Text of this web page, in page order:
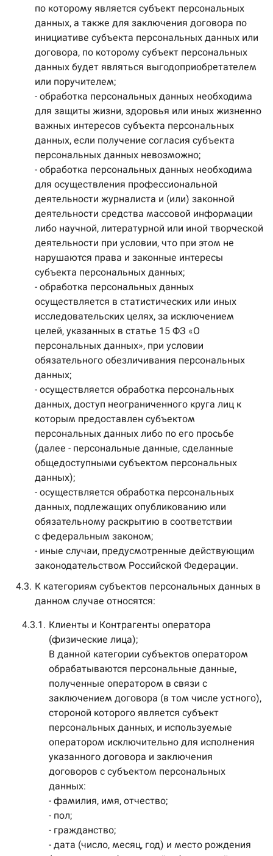
по которому является субъект персональных
данных, а также для заключения договора по
инициативе субъекта персональных данных или
договора, по которому субъект персональных
данных будет являться выгодоприобретателем
или поручителем;
- обработка персональных данных необходима
для защиты жизни, здоровья или иных жизненно
важных интересов субъекта персональных
данных, если получение согласия субъекта
персональных данных невозможно;
- обработка персональных данных необходима
для осуществления профессиональной
деятельности журналиста и (или) законной
деятельности средства массовой информации
либо научной, литературной или иной творческой
деятельности при условии, что при этом не
нарушаются права и законные интересы
субъекта персональных данных;
- обработка персональных данных
осуществляется в статистических или иных
исследовательских целях, за исключением
целей, указанных в статье 15 ФЗ «О
персональных данных», при условии
обязательного обезличивания персональных
данных;
- осуществляется обработка персональных
данных, доступ неограниченного круга лиц к
которым предоставлен субъектом
персональных данных либо по его просьбе
(далее - персональные данные, сделанные
общедоступными субъектом персональных
данных);
- осуществляется обработка персональных
данных, подлежащих опубликованию или
обязательному раскрытию в соответствии
с федеральным законом;
- иные случаи, предусмотренные действующим
законодательством Российской Федерации.
4.3. К категориям субъектов персональных данных в
данном случае относятся:
4.3.1. Клиенты и Контрагенты оператора
(физические лица);
В данной категории субъектов оператором
обрабатываются персональные данные,
полученные оператором в связи с
заключением договора (в том числе устного),
стороной которого является субъект
персональных данных, и используемые
оператором исключительно для исполнения
указанного договора и заключения
договоров с субъектом персональных
данных:
- фамилия, имя, отчество;
- пол;
- гражданство;
- дата (число, месяц, год) и место рождения